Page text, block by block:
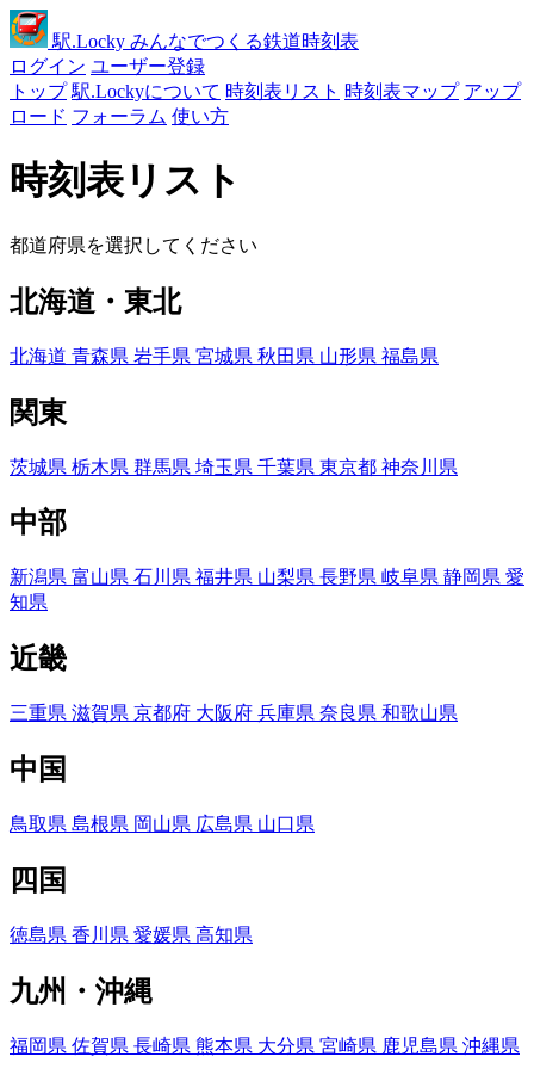
駅.Locky みんなでつくる鉄道時刻表
ログイン ユーザー登録
トップ 駅.Lockyについて 時刻表リスト 時刻表マップ アップ
ロード フォーラム 使い方
時刻表リスト
都道府県を選択してください
北海道・東北
北海道 青森県 岩手県 宮城県 秋田県 山形県 福島県
関東
茨城県 栃木県 群馬県 埼玉県 千葉県 東京都 神奈川県
中部
新潟県 富山県 石川県 福井県 山梨県 長野県 岐阜県 静岡県 愛
知県
近畿
三重県 滋賀県 京都府 大阪府 兵庫県 奈良県 和歌山県
中国
鳥取県 島根県 岡山県 広島県 山口県
四国
徳島県 香川県 愛媛県 高知県
九州・沖縄
福岡県 佐賀県 長崎県 熊本県 大分県 宮崎県 鹿児島県 沖縄県